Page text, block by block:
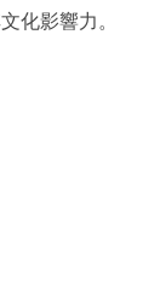
化影響力。